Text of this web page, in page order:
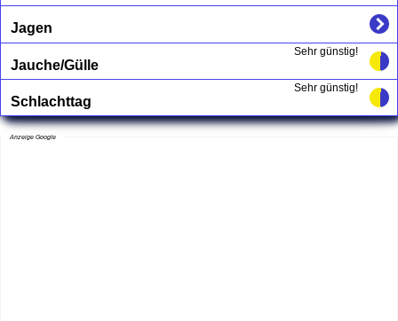
Jagen
Sehr günstig!
Jauche/Gülle
Sehr günstig!
Schlachttag
Anzeige Google